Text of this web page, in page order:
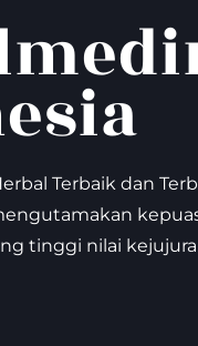
Terbaik dan
tinggi nilai